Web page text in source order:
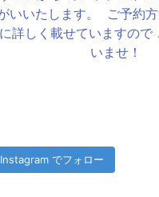
Instagram でフォロー